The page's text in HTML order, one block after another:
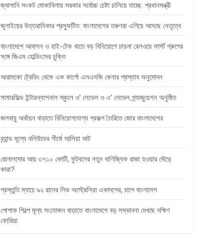
জ্বালানি সংকট মোকাবিলায় সরকার সর্বোচ্চ চেষ্টা চালিয়ে যাচ্ছে: প্রধানমন্ত্রী
জুলাইয়ের উত্তরাধিকার প্রস্ফুটিত: বাংলাদেশের তরুণরা এগিয়ে আসছে নেতৃত্বে
বাংলাদেশে আবাসন ও হাই-টেক খাতে বড় বিনিয়োগে চায়না রেলওয়ে ফার্স্ট গ্রুপের
সঙ্গে জিএম হোল্ডিংসের চুক্তি
আরামকো ট্রেডিং থেকে এক কার্গো এলএনজি কেনার প্রস্তাব অনুমোদন
সামারফিল্ড ইন্টারন্যাশনাল স্কুলে ও’ লেভেল ও এ’ লেভেল গ্র্যাজুয়েশন অনুষ্ঠিত
জলবায়ু অর্থায়ন বাড়াতে বিনিয়োগযোগ্য প্রকল্প তৈরিতে জোর বাংলাদেশের
ব্র্যান্ড মূল্যে বলিউডের শীর্ষে আলিয়া ভাট
রোনালদোর আয় ৩৭১০ কোটি, ফুটবলের নতুন বাণিজ্যিক রাজা হওয়ার দৌড়ে
কারা?
প্রস্তুতি ম্যাচে ৯২ রানের লিড অস্ট্রেলিয়া একাদশের, চাপে বাংলাদেশ
পোশাক শিল্পে মূল্য সংযোজন বাড়াতে বাংলাদেশে বড় সম্ভাবনা দেখছে দক্ষিণ
কোরিয়া